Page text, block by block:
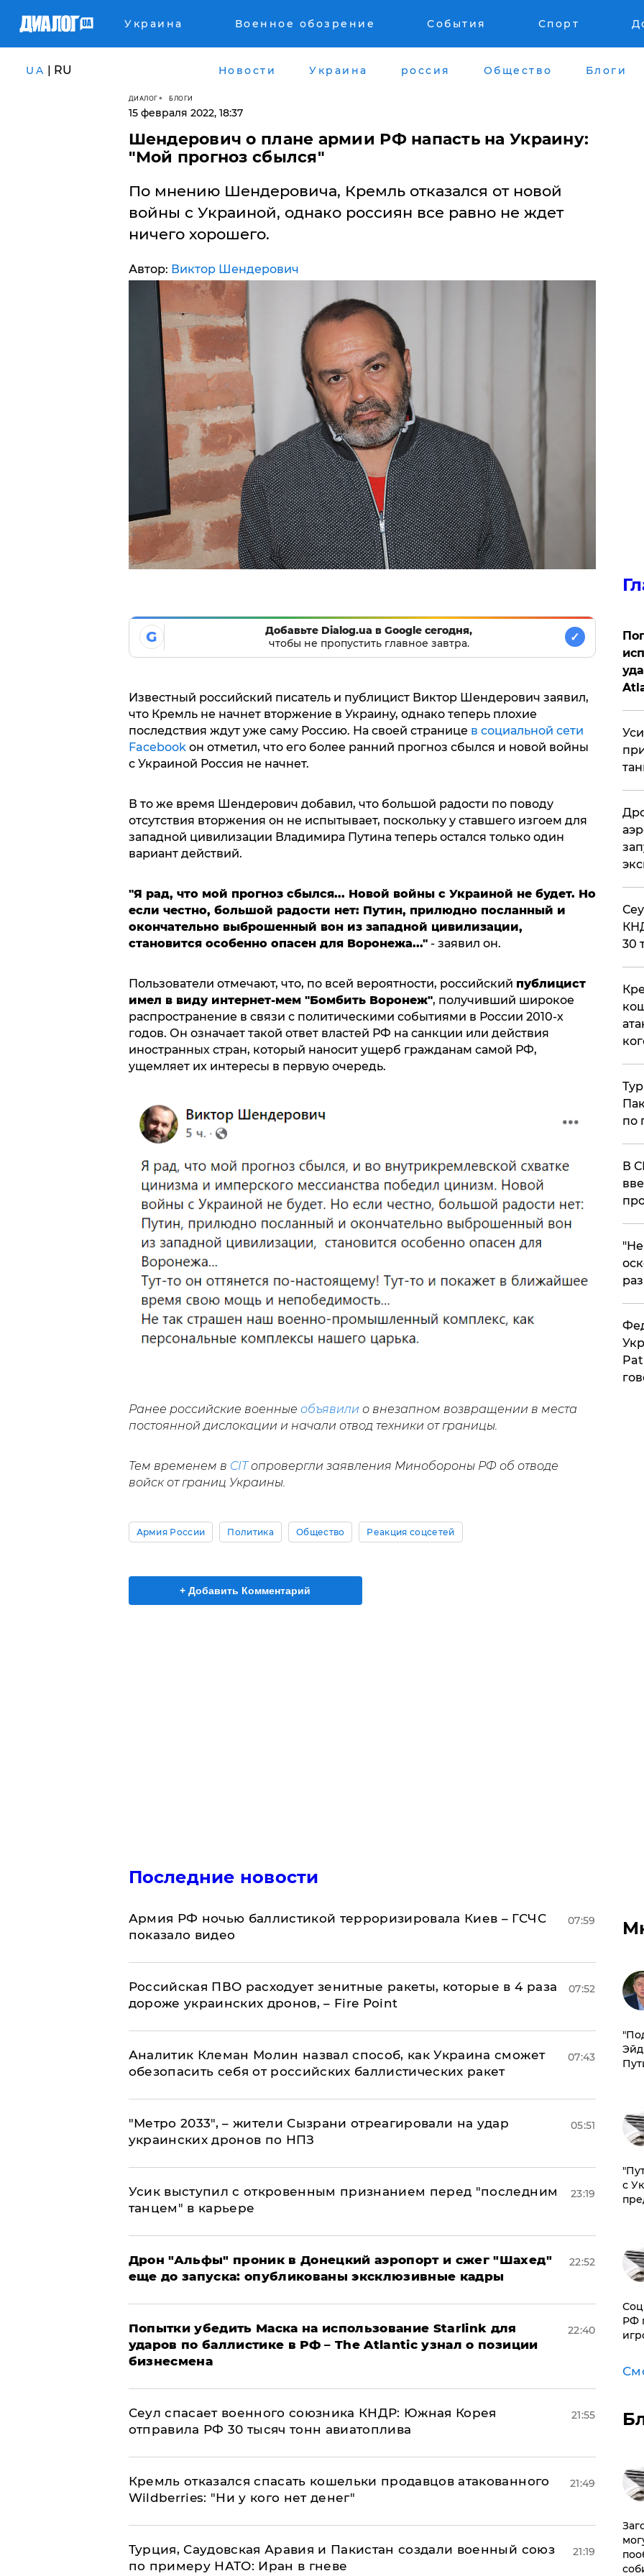
Украина Военное обозрение События Спорт
UA | RU Новости Украина россия Общество Блоги
ДИАЛОГ БЛОГИ
15 февраля 2022, 18:37
Шендерович о плане армии РФ напасть на Украину:
"Мой прогноз сбылся"
По мнению Шендеровича, Кремль отказался от новой
войны с Украиной, однако россиян все равно не ждет
ничего хорошего.
Автор: Виктор Шендерович
G
Добавьте Dialog.ua в Google сегодня,
чтобы не пропустить главное завтра.
✓
Известный российский писатель и публицист Виктор Шендерович заявил,
что Кремль не начнет вторжение в Украину, однако теперь плохие
последствия ждут уже саму Россию. На своей странице в социальной сети
Facebookон отметил, что его более ранний прогноз сбылся и новой войны
с Украиной Россия не начнет.
В то же время Шендерович добавил, что большой радости по поводу
отсутствия вторжения он не испытывает, поскольку у ставшего изгоем для
западной цивилизации Владимира Путина теперь остался только один
вариант действий.
"Я рад, что мой прогноз сбылся... Новой войны с Украиной не будет. Но
если честно, большой радости нет: Путин, прилюдно посланный и
окончательно выброшенный вон из западной цивилизации,
становится особенно опасен для Воронежа..."- заявил он.
Пользователи отмечают, что, по всей вероятности, российский публицист
имел в виду интернет-мем "Бомбить Воронеж", получивший широкое
распространение в связи с политическими событиями в России 2010-х
годов. Он означает такой ответ властей РФ на санкции или действия
иностранных стран, который наносит ущерб гражданам самой РФ,
ущемляет их интересы в первую очередь.
Ранее российские военные объявили о внезапном возвращении в места
постоянной дислокации и начали отвод техники от границы.
Тем временем в CITопровергли заявления Минобороны РФ об отводе
войск от границ Украины.
Армия России Политика Общество Реакция соцсетей
+ Добавить Комментарий
Последние новости
Армия РФ ночью баллистикой терроризировала Киев – ГСЧС
показало видео
07:59
Российская ПВО расходует зенитные ракеты, которые в 4 раза
дороже украинских дронов, – Fire Point
07:52
Аналитик Клеман Молин назвал способ, как Украина сможет
обезопасить себя от российских баллистических ракет
07:43
"Метро 2033", – жители Сызрани отреагировали на удар
украинских дронов по НПЗ
05:51
Усик выступил с откровенным признанием перед "последним
танцем" в карьере
23:19
Дрон "Альфы" проник в Донецкий аэропорт и сжег "Шахед"
еще до запуска: опубликованы эксклюзивные кадры
22:52
Попытки убедить Маска на использование Starlink для
ударов по баллистике в РФ – The Atlantic узнал о позиции
бизнесмена
22:40
​Сеул спасает военного союзника КНДР: Южная Корея
отправила РФ 30 тысяч тонн авиатоплива
21:55
Кремль отказался спасать кошельки продавцов атакованного
Wildberries: "Ни у кого нет денег"
21:49
Турция, Саудовская Аравия и Пакистан создали военный союз
по примеру НАТО: Иран в гневе
21:19
30
по
В
с
РФ